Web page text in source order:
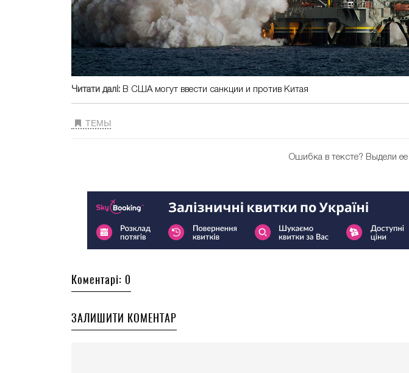
Читати далі: В США могут ввести санкции и против Китая
ТЕМЫ
Ошибка в тексте? Выдели
Коментарі: 0
ЗАЛИШИТИ КОМЕНТАР